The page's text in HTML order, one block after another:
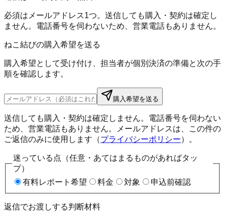
必須はメールアドレス1つ。送信しても購入・契約は確定し
ません。電話番号を伺わないため、営業電話もありません。
ねこ結びの購入希望を送る
購入希望として受け付け、担当者が個別決済の準備と次の手
順を確認します。
購入希望を送る
送信しても購入・契約は確定しません。電話番号を伺わない
ため、営業電話もありません。メールアドレスは、この件の
ご返信のみに使用します（プライバシーポリシー）。
迷っている点（任意・あてはまるものがあればタッ
プ）
有料レポート希望
料金 対象 申込前確認
返信でお渡しする判断材料